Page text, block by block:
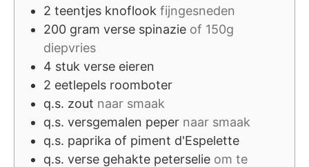
2 teentjes knoflook fijngesneden
200 gram verse spinazie of 150g
diepvries
4 stuk verse eieren
2 eetlepels roomboter
q.s. zout naar smaak
q.s. versgemalen peper naar smaak
q.s. paprika of piment d'Espelette
q.s. verse gehakte peterselie om te